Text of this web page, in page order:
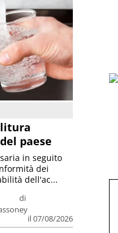
paese
di
il 07/08/2026
in seguito
dei
dell'ac...